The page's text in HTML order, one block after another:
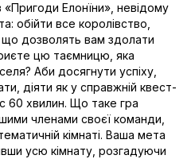
«Пригоди Елонїни», невідому
обійти все королівство,
дозволять вам здолати
цю таємницю, яка
Аби досягнути успіху,
діяти як у справжній квест-
60 хвилин. Що таке гра
членами своєї команди,
кімнаті. Ваша мета
усю кімнату, розгадуючи